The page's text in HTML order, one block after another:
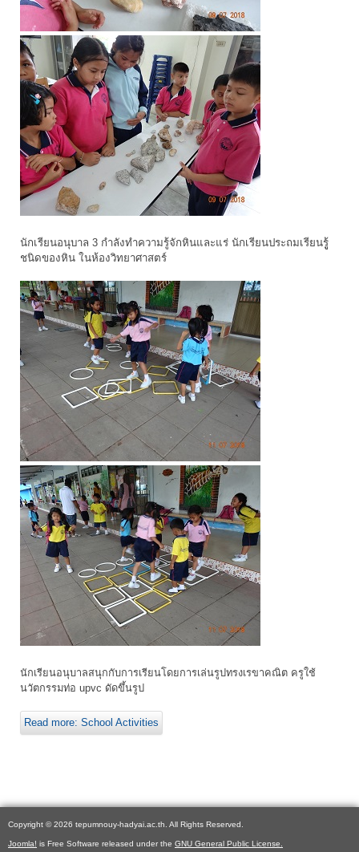
นักเรียนอนุบาล 3 กำลังทำความรู้จักหินและแร่ นักเรียนประถมเรียนรูู้
ชนิดของหิน ในห้องวิทยาศาสตร์
นักเรียนอนุบาลสนุกกับการเรียนโดยการเล่นรูปทรงเรขาคณิต ครูใช้
นวัตกรรมท่อ upvc ดัดขึ้นรูป
Read more: School Activities
Copyright © 2026 tepumnouy-hadyai.ac.th. All Rights Reserved.
Joomla! is Free Software released under the GNU General Public License.